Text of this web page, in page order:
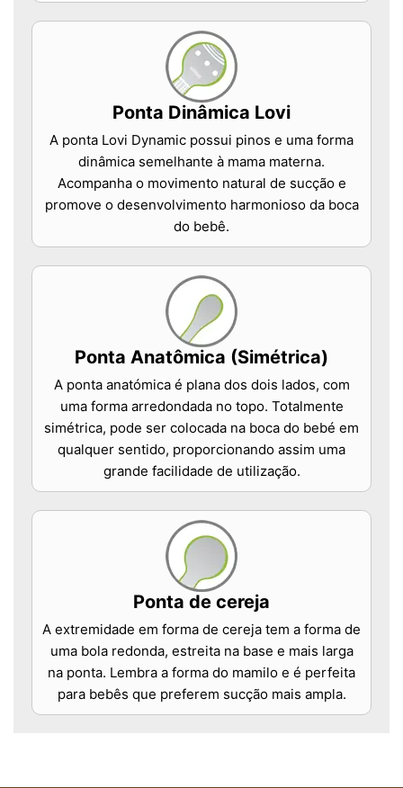
Ponta Dinâmica Lovi
A ponta Lovi Dynamic possui pinos e uma forma
dinâmica semelhante à mama materna.
Acompanha o movimento natural de sucção e
promove o desenvolvimento harmonioso da boca
do bebê.
Ponta Anatômica (Simétrica)
A ponta anatómica é plana dos dois lados, com
uma forma arredondada no topo. Totalmente
simétrica, pode ser colocada na boca do bebé em
qualquer sentido, proporcionando assim uma
grande facilidade de utilização.
Ponta de cereja
A extremidade em forma de cereja tem a forma de
uma bola redonda, estreita na base e mais larga
na ponta. Lembra a forma do mamilo e é perfeita
para bebês que preferem sucção mais ampla.